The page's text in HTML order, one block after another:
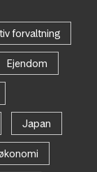
forvaltning
Ejendom
Japan